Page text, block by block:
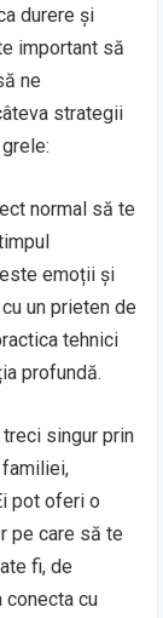
durere și
important să
ne
strategii
normal să te
emoții și
un prieten de
tehnici
profundă.
singur prin
pot oferi o
pe care să te
fi, de
conecta cu